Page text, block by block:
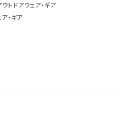
トドアウェア・ギア
・ギア